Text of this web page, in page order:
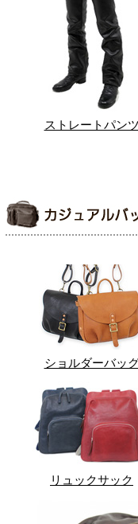
ストレートパンツ
ショルダーバッ
リュックサック